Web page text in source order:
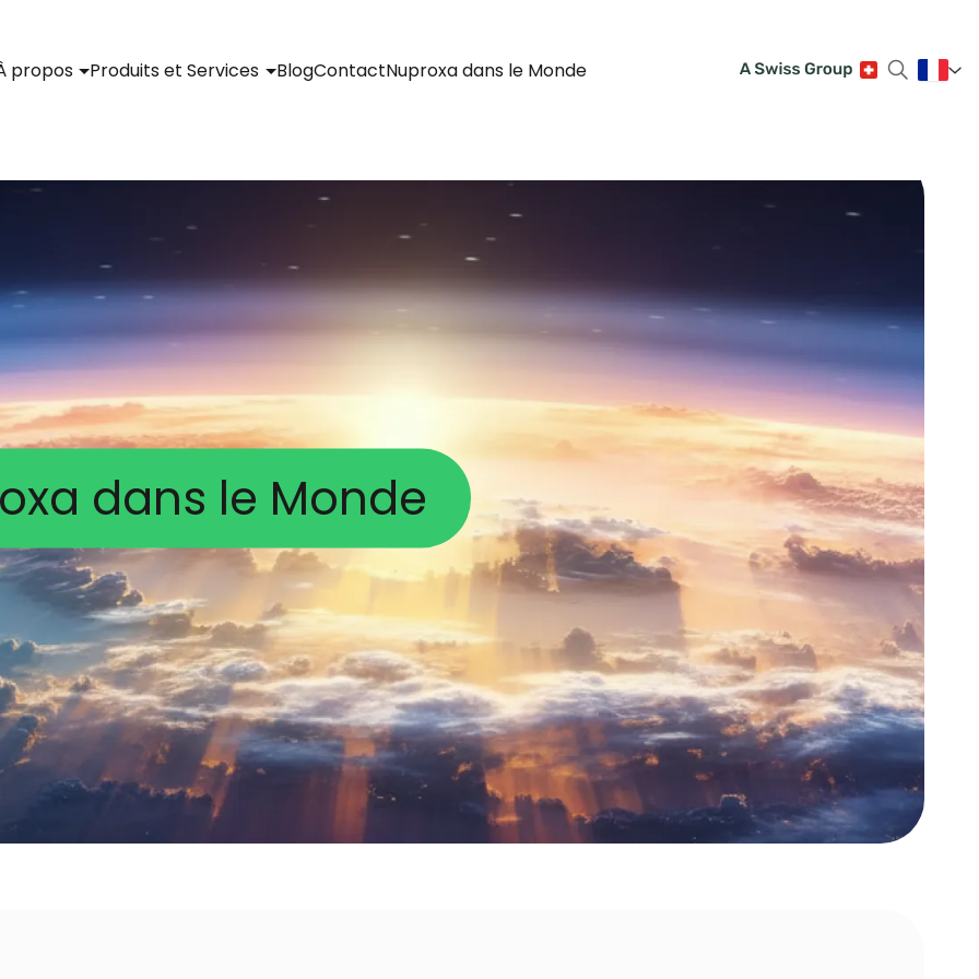
propos Produits et Services BlogContactNuproxa dans le Monde
dans le Monde